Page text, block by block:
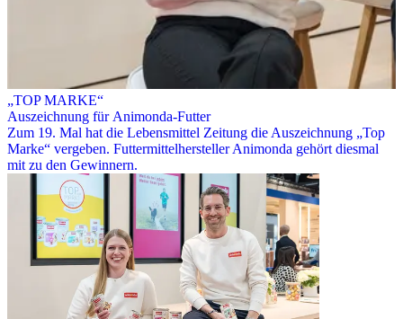
„TOP MARKE“
Auszeichnung für Animonda-Futter
Zum 19. Mal hat die Lebensmittel Zeitung die Auszeichnung „Top
Marke“ vergeben. Futtermittelhersteller Animonda gehört diesmal
mit zu den Gewinnern.